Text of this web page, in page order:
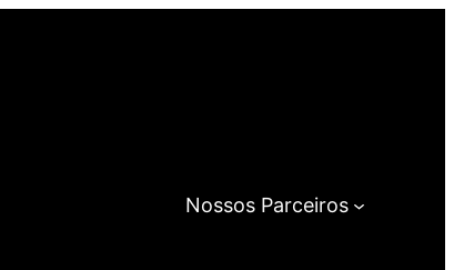
Nossos Parceiros